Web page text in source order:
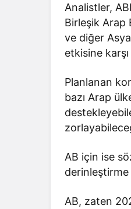
Analistler,
Birleşik Arap
ve diğer
etkisine
Planlanan
bazı Arap
AB için ise
derinleştirme
AB, zaten